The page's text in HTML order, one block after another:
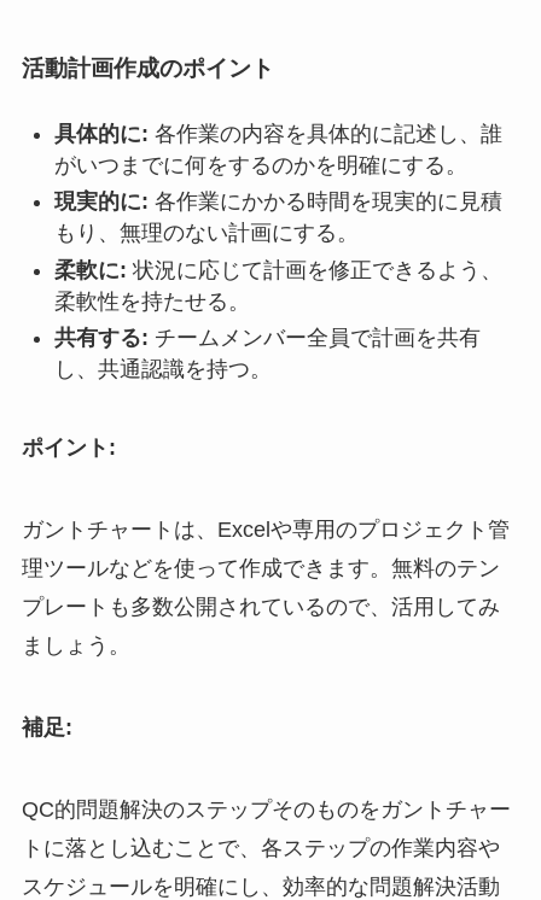
活動計画作成のポイント
具体的に: 各作業の内容を具体的に記述し、誰
がいつまでに何をするのかを明確にする。
現実的に: 各作業にかかる時間を現実的に見積
もり、無理のない計画にする。
柔軟に: 状況に応じて計画を修正できるよう、
柔軟性を持たせる。
共有する: チームメンバー全員で計画を共有
し、共通認識を持つ。
ポイント:
ガントチャートは、Excelや専用のプロジェクト管
理ツールなどを使って作成できます。無料のテン
プレートも多数公開されているので、活用してみ
ましょう。
補足:
QC的問題解決のステップそのものをガントチャー
トに落とし込むことで、各ステップの作業内容や
スケジュールを明確にし、効率的な問題解決活動